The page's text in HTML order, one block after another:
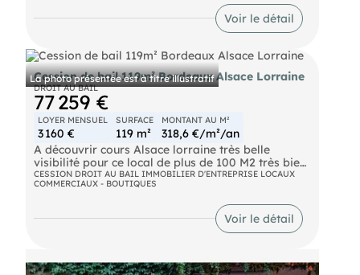
store, activité de services, petite restauration sans
extraction Loyer mensuel 1 200Euro charges
vendeur Honoraires : 30%HT du loyer annuel et
5%HT du DAB à la charge de l'acquéreur. Contact :
Voir le détail
La photo présentée est à titre illustratif
Cession de bail 119m² Bordeaux Alsace Lorraine
DROIT AU BAIL
77 259 €
LOYER MENSUEL
3 160 €
SURFACE
119 m²
MONTANT AU M²
318,6 €/m²/an
A découvrir cours Alsace lorraine très belle
visibilité pour ce local de plus de 100 M2 très bien
placé axe prioritaire à proximité du tram nouveau
bail à réaliser loyer 3162.86 euros HTHC
honoraires agence 5% du montant du droit au bail
et 30 % du loyer annuel HTHC Pour tout contact
CESSION DROIT AU BAIL IMMOBILIER D'ENTREPRISE LOCAUX
COMMERCIAUX - BOUTIQUES
Voir le détail